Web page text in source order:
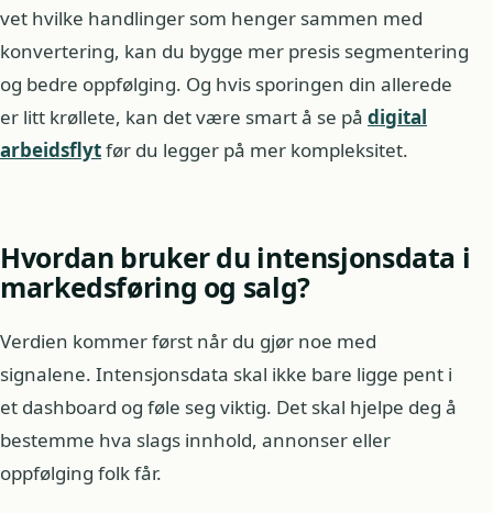
vet hvilke handlinger som henger sammen med
konvertering, kan du bygge mer presis segmentering
og bedre oppfølging. Og hvis sporingen din allerede
er litt krøllete, kan det være smart å se på digital
arbeidsflytfør du legger på mer kompleksitet.
Hvordan bruker du intensjonsdata i
markedsføring og salg?
Verdien kommer først når du gjør noe med
signalene. Intensjonsdata skal ikke bare ligge pent i
et dashboard og føle seg viktig. Det skal hjelpe deg å
bestemme hva slags innhold, annonser eller
oppfølging folk får.